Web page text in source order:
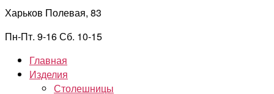
Харьков Полевая, 83
Пн-Пт. 9-16 Сб. 10-15
Главная
Изделия
Столешницы